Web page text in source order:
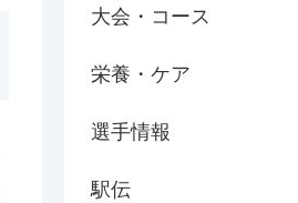
大会・コース
栄養・ケア
選手情報
駅伝